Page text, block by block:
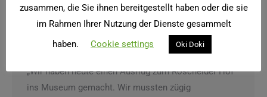
Ausflug der 3. Klassen zum Roscheider
Hof
twister 1. September 2017
„Wir haben heute einen Ausflug zum Roscheider Hof
ins Museum gemacht. Wir mussten zügig
zusammen, die Sie ihnen bereitgestellt haben oder die sie
im Rahmen Ihrer Nutzung der Dienste gesammelt
haben.
Cookie settings Oki Doki